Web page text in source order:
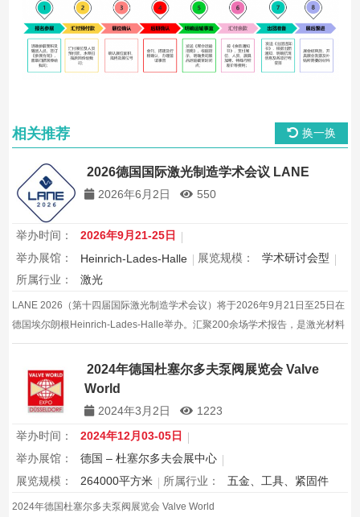
相关推荐 换一换
2026德国国际激光制造学术会议 LANE
2026年6月2日 550
举办时间：
2026年9月21-25日
举办展馆：
Heinrich-Lades-Halle 展览规模：
学术研讨会型
所属行业：
激光
LANE 2026（第十四届国际激光制造学术会议）将于2026年9月21日至25日在
德国埃尔朗根Heinrich-Lades-Halle举办。汇聚200余场学术报告，是激光材料
加工和光子学制造领域的顶级学术会议。
2024年德国杜塞尔多夫泵阀展览会 Valve
World
2024年3月2日
1223
举办时间：
2024年12月03-05日
举办展馆：
德国 – 杜塞尔多夫会展中心
展览规模：
264000平方米 所属行业： 五金、工具、紧固件
2024年德国杜塞尔多夫泵阀展览会 Valve World